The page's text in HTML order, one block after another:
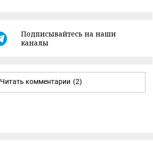
Подписывайтесь на наши
каналы
Читать комментарии (2)